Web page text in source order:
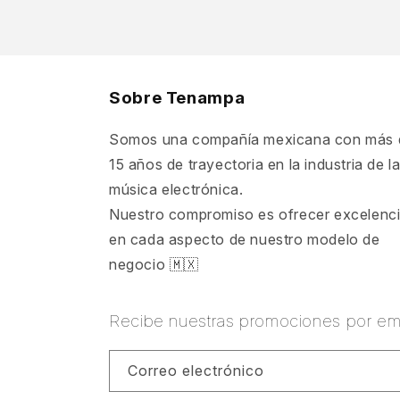
Sobre Tenampa
Somos una compañía mexicana con más
15 años de trayectoria en la industria de la
música electrónica.
Nuestro compromiso es ofrecer
en cada aspecto de nuestro modelo de
negocio 🇲🇽
Recibe nuestras promociones por
Correo electrónico